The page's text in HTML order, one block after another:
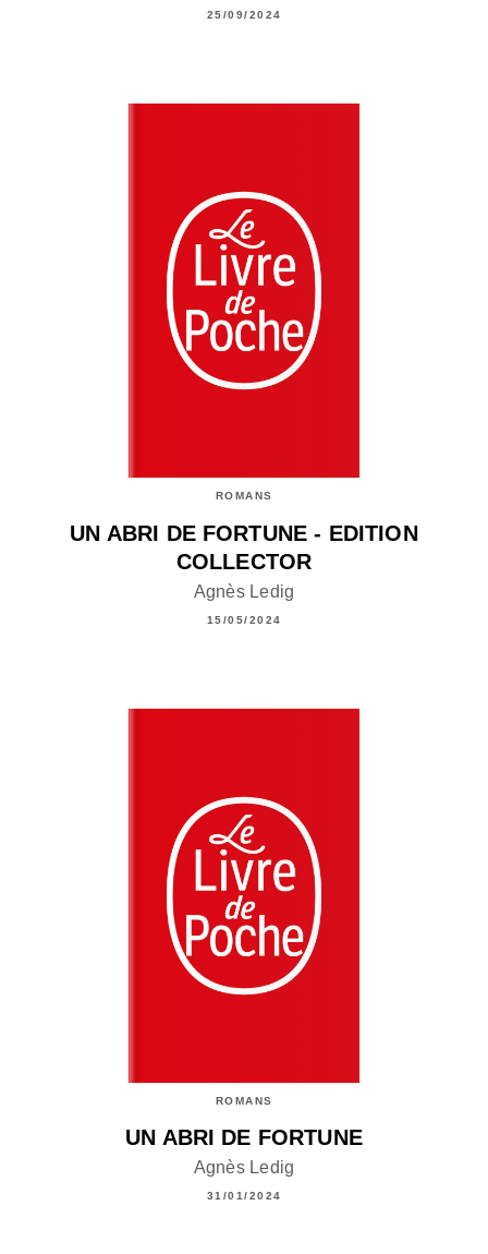
25/09/2024
ROMANS
UN ABRI DE FORTUNE - EDITION
COLLECTOR
Agnès Ledig
15/05/2024
ROMANS
UN ABRI DE FORTUNE
Agnès Ledig
31/01/2024